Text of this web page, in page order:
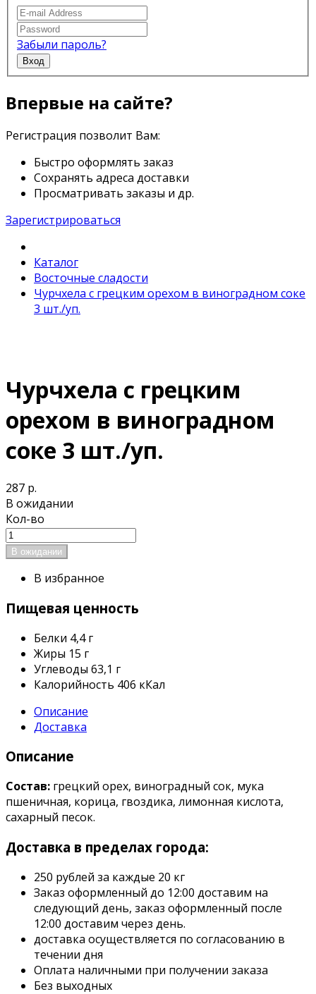
Забыли пароль?
Вход
Впервые на сайте?
Регистрация позволит Вам:
Быстро оформлять заказ
Сохранять адреса доставки
Просматривать заказы и др.
Зарегистрироваться
Каталог
Восточные сладости
Чурчхела с грецким орехом в виноградном соке
3 шт./уп.
Чурчхела с грецким
орехом в виноградном
соке 3 шт./уп.
287 р.
В ожидании
Кол-во
В избранное
Пищевая ценность
Белки 4,4 г
Жиры 15 г
Углеводы 63,1 г
Калорийность 406 кКал
Описание
Доставка
Описание
Состав: грецкий орех, виноградный сок, мука
пшеничная, корица, гвоздика, лимонная кислота,
сахарный песок.
Доставка в пределах города:
250 рублей за каждые 20 кг
Заказ оформленный до 12:00 доставим на
следующий день, заказ оформленный после
12:00 доставим через день.
доставка осуществляется по согласованию в
течении дня
Оплата наличными при получении заказа
Без выходных